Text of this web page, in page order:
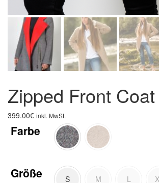
Zipped Front Coat
399.00€ inkl. MwSt.
Farbe
Größe S M L